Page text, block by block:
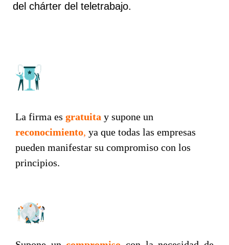
del chárter del teletrabajo.
La firma es gratuita y supone un
reconocimiento, ya que todas las empresas
pueden manifestar su compromiso con los
principios.